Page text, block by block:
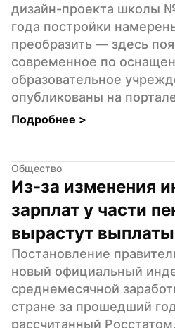
дизайн-проекта школы
года постройки
преобразить — здесь
современное по
образовательное
опубликованы на
Подробнее >
Общество
Из-за изменения
зарплат у части
вырастут выплаты
Постановление
новый официальный
среднемесячной
стране за прошедший
рассчитанный